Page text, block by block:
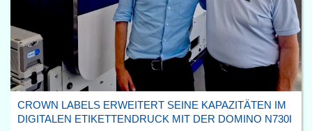
CROWN LABELS ERWEITERT SEINE KAPAZITÄTEN IM
DIGITALEN ETIKETTENDRUCK MIT DER DOMINO N730I